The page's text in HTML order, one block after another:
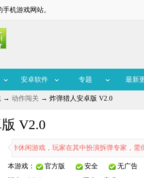
机游戏网站。
安卓软件 专题 最新
→ 动作闯关 → 炸弹猎人安卓版 V2.0
V2.0
，玩家在其中扮演拆弹专家，需保持冷静镇
本游戏： 官方版 安全 无广告